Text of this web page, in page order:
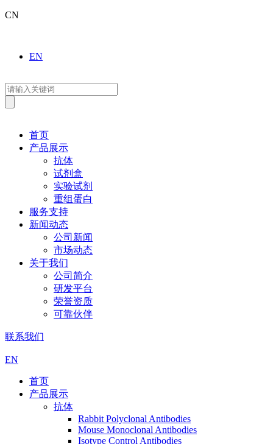
CN
EN
首页
产品展示
抗体
试剂盒
实验试剂
重组蛋白
服务支持
新闻动态
公司新闻
市场动态
关于我们
公司简介
研发平台
荣誉资质
可靠伙伴
联系我们
EN
首页
产品展示
抗体
Rabbit Polyclonal Antibodies
Mouse Monoclonal Antibodies
Isotype Control Antibodies